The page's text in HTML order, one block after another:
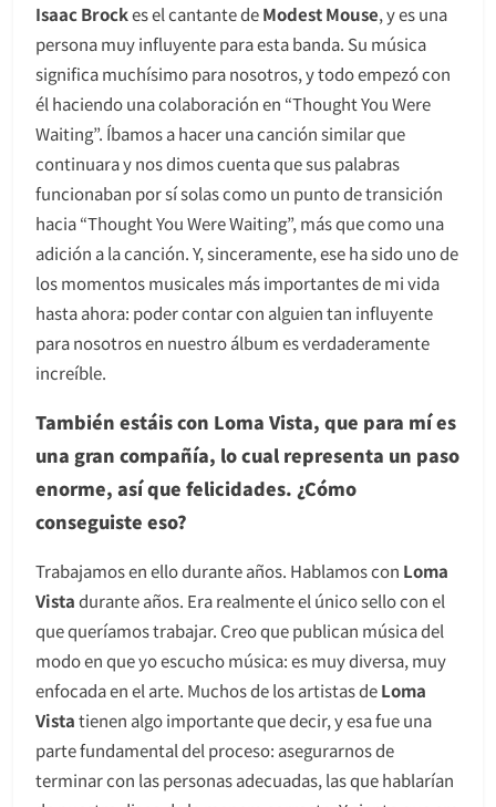
Isaac Brockes el cantante deModest Mouse, y es una
persona muy influyente para esta banda. Su música
significa muchísimo para nosotros, y todo empezó con
él haciendo una colaboración en “Thought You Were
Waiting”. Íbamos a hacer una canción similar que
continuara y nos dimos cuenta que sus palabras
funcionaban por sí solas como un punto de transición
hacia “Thought You Were Waiting”, más que como una
adición a la canción. Y, sinceramente, ese ha sido uno de
los momentos musicales más importantes de mi vida
hasta ahora: poder contar con alguien tan influyente
para nosotros en nuestro álbum es verdaderamente
increíble.
También estáis con Loma Vista, que para mí es
una gran compañía, lo cual representa un paso
enorme, así que felicidades. ¿Cómo
conseguiste eso?
Trabajamos en ello durante años. Hablamos con Loma
Vistadurante años. Era realmente el único sello con el
que queríamos trabajar. Creo que publican música del
modo en que yo escucho música: es muy diversa, muy
enfocada en el arte. Muchos de los artistas deLoma
Vistatienen algo importante que decir, y esa fue una
parte fundamental del proceso: asegurarnos de
terminar con las personas adecuadas, las que hablarían